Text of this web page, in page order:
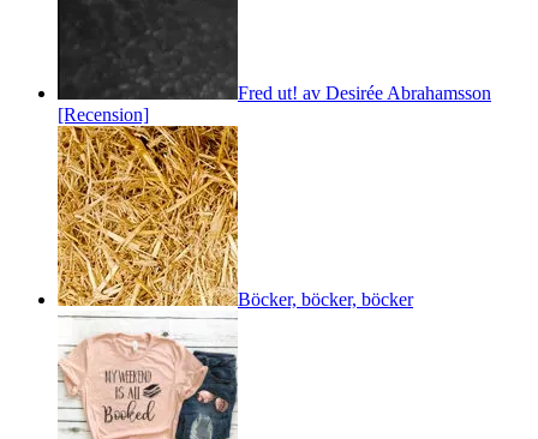
Fred ut! av Desirée Abrahamsson
[Recension]
Böcker, böcker, böcker